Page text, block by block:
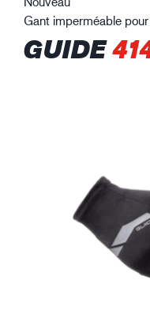
Gant imperméable
GUIDE